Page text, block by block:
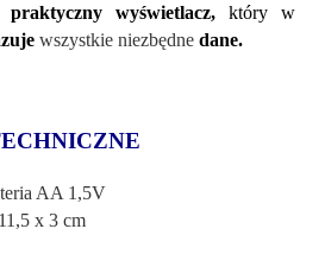
praktyczny wyświetlacz, który w
wszystkie niezbędne dane.
AA 1,5V
x 3 cm